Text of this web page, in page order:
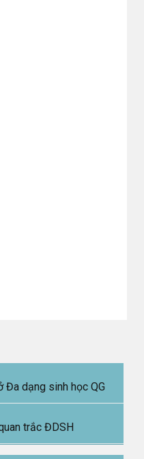
Đa dạng sinh học QG
trắc ĐDSH